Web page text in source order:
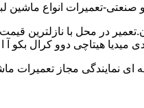
تعمیرات انواع ماشین
در محل با نازلترین
هیتاچی دوو کرال بکو
ای نمایندگی مجاز